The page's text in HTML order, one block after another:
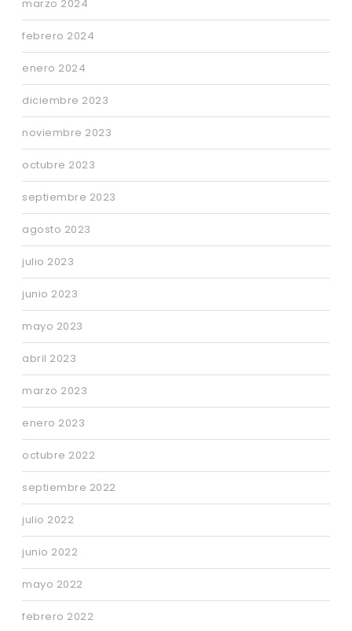
marzo 2024
febrero 2024
enero 2024
diciembre 2023
noviembre 2023
octubre 2023
septiembre 2023
agosto 2023
julio 2023
junio 2023
mayo 2023
abril 2023
marzo 2023
enero 2023
octubre 2022
septiembre 2022
julio 2022
junio 2022
mayo 2022
febrero 2022